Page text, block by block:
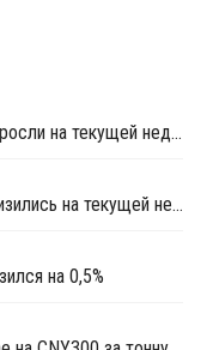
Запасы бензола в Восточном Китае выросли на текущей неделе
Запасы бензола в Восточном Китае снизились на текущей неделе
на 0,5%